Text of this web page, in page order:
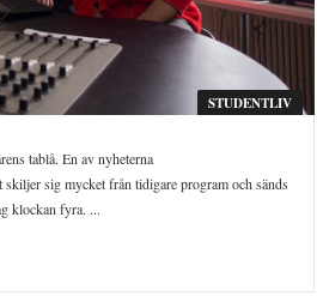
STUDENTLIV
tablå. En av nyheterna
sig mycket från tidigare program och sänds
klockan fyra. ...